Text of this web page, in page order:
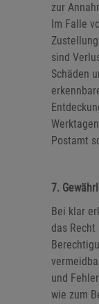
zur
Im Falle
sind
Schäden
Postamt
7.
Bei klar
das
und
wie zum